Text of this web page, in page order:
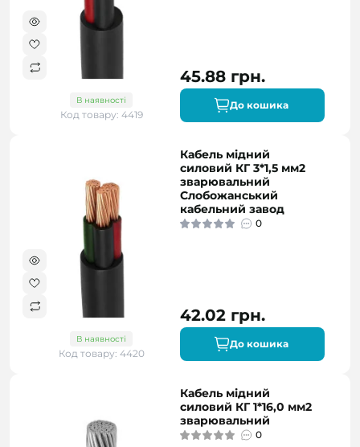
В наявності
Код товару: 4419
45.88 грн.
До кошика
В наявності
Код товару: 4420
Кабель мідний
силовий КГ 3*1,5 мм2
зварювальний
Слобожанський
кабельний завод
0
42.02 грн.
До кошика
Кабель мідний
силовий КГ 1*16,0 мм2
зварювальний
0